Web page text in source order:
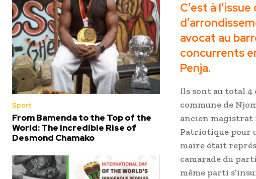
Sport
From Bamenda to the Top of the
World: The Incredible Rise of
Desmond Chamako
C’est à
avocat au
concurrents
Penja.
Ils sont au total 4
commune de
ancien magistrat
Patriotique pour
maire était
camarade du
même parti